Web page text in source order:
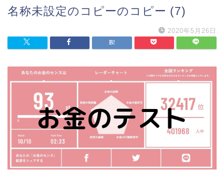
名称未設定のコピーのコピー (7)
2020年5月26日